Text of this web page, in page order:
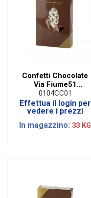
Confetti Chocolate
Via Fiume51
Cioccolato Bianco|1
Kg
0104CC01
Effettua il login per
vedere i prezzi
In magazzino: 33 KG